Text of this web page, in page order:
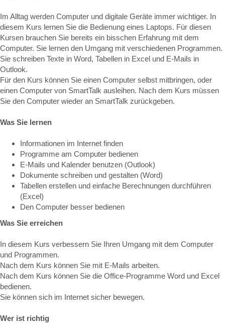
Im Alltag werden Computer und digitale Geräte immer wichtiger. In
diesem Kurs lernen Sie die Bedienung eines Laptops. Für diesen
Kursen brauchen Sie bereits ein bisschen Erfahrung mit dem
Computer. Sie lernen den Umgang mit verschiedenen Programmen.
Sie schreiben Texte in Word, Tabellen in Excel und E-Mails in
Outlook.
Für den Kurs können Sie einen Computer selbst mitbringen, oder
einen Computer von SmartTalk ausleihen. Nach dem Kurs müssen
Sie den Computer wieder an SmartTalk zurückgeben.
Was Sie lernen
Informationen im Internet finden
Programme am Computer bedienen
E-Mails und Kalender benutzen (Outlook)
Dokumente schreiben und gestalten (Word)
Tabellen erstellen und einfache Berechnungen durchführen
(Excel)
Den Computer besser bedienen
Was Sie erreichen
In diesem Kurs verbessern Sie Ihren Umgang mit dem Computer
und Programmen.
Nach dem Kurs können Sie mit E-Mails arbeiten.
Nach dem Kurs können Sie die Office-Programme Word und Excel
bedienen.
Sie können sich im Internet sicher bewegen.
Wer ist richtig